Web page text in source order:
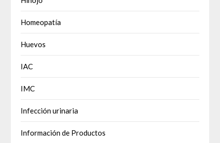
Homeopatía
Huevos
IAC
IMC
Infección urinaria
Información de Productos